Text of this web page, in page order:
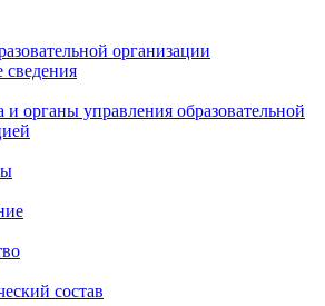
организации
и органы управления образовательной
состав